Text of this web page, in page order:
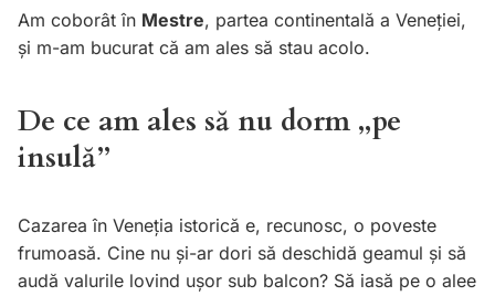
Am coborât în Mestre, partea continentală a Veneției,
și m-am bucurat că am ales să stau acolo.
De ce am ales să nu dorm „pe
insulă”
Cazarea în Veneția istorică e, recunosc, o poveste
frumoasă. Cine nu și-ar dori să deschidă geamul și să
audă valurile lovind ușor sub balcon? Să iasă pe o alee